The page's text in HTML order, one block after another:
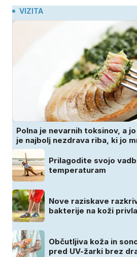
VIZITA
Polna je nevarnih toksinov, a
je najbolj nezdrava riba, ki jo
Prilagodite svojo
temperaturam
Nove raziskave
bakterije na koži
Občutljiva koža in
pred UV-žarki brez